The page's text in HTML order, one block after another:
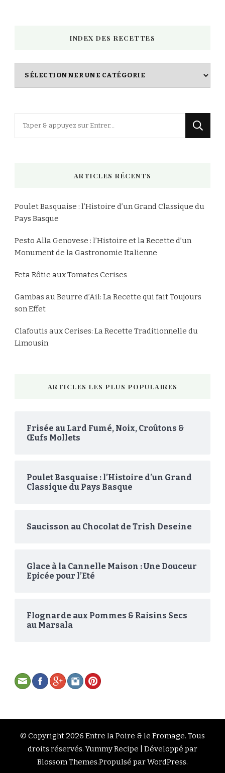
INDEX DES RECETTES
Index
ARTICLES RÉCENTS
Poulet Basquaise : l’Histoire d’un Grand Classique du
Pays Basque
Pesto Alla Genovese : l’Histoire et la Recette d’un
Monument de la Gastronomie Italienne
Feta Rôtie aux Tomates Cerises
Gambas au Beurre d’Ail: La Recette qui fait Toujours
son Effet
Clafoutis aux Cerises: La Recette Traditionnelle du
Limousin
ARTICLES LES PLUS POPULAIRES
Frisée au Lard Fumé, Noix, Croûtons &
Œufs Mollets
Poulet Basquaise : l’Histoire d’un Grand
Classique du Pays Basque
Saucisson au Chocolat de Trish Deseine
Glace à la Cannelle Maison : Une Douceur
Epicée pour l’Eté
Flognarde aux Pommes & Raisins Secs
au Marsala
© Copyright 2026 Entre la Poire & le Fromage. Tous
droits réservés.Yummy Recipe | Développé par
Blossom Themes.Propulsé parWordPress.